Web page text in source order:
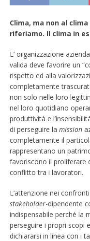
Clima, ma non al
riferiamo. Il clima in
L’ organizzazione
valida deve favorire un
rispetto ed alla
completamente
non solo nelle loro
nel loro quotidiano
produttività e
di perseguire la mission
completamente il
rappresentano un
favoriscono il proliferare
conflitto tra i lavoratori.
L’attenzione nei
stakeholder-dipendente
indispensabile perché la
perseguire i propri scopi
dichiararsi in linea con i